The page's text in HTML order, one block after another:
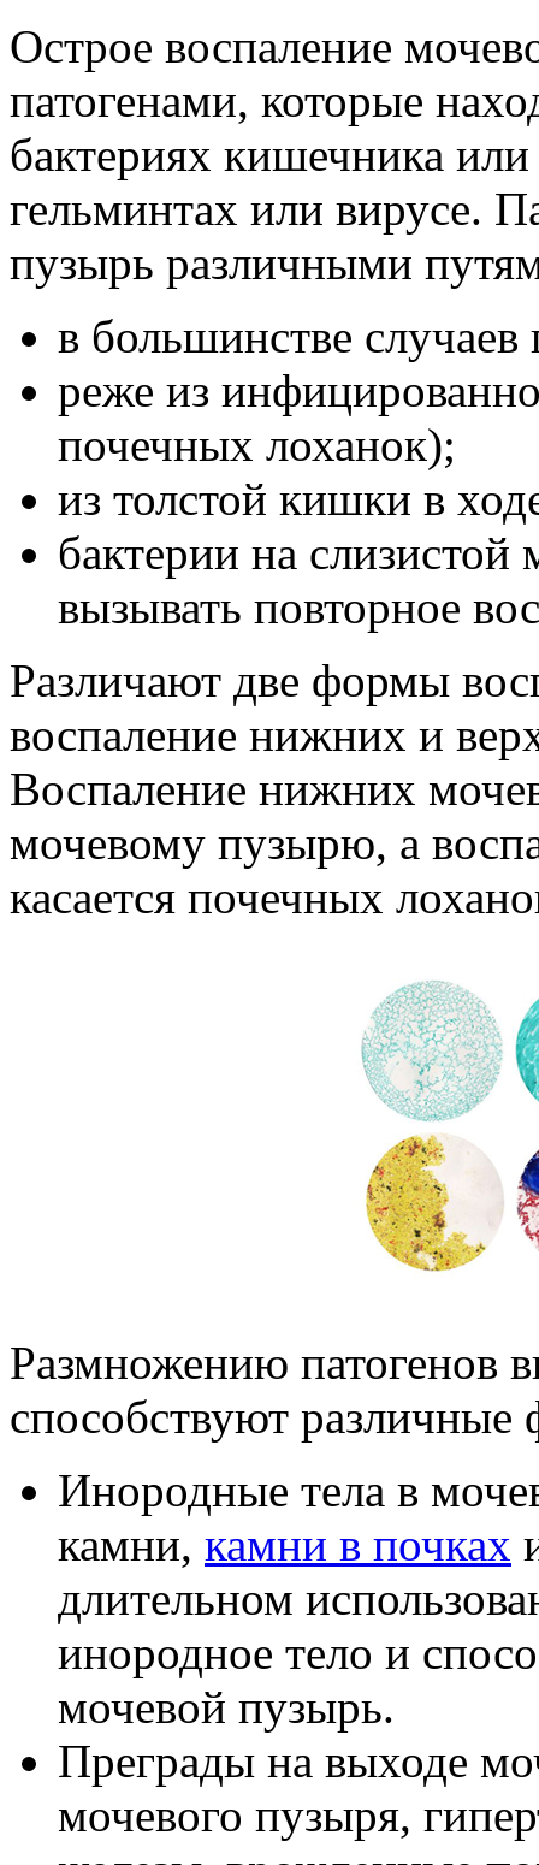
Острое воспаление
патогенами, которые
бактериях кишечника
гельминтах или вирусе.
пузырь различными
в большинстве
реже из
почечных лоханок);
из толстой кишки в
бактерии на
вызывать повторное
Различают две формы
воспаление нижних и
Воспаление нижних
мочевому пузырю, а
касается почечных
Размножению патогенов
способствуют различные
Инородные тела в
камни, камни в почках
длительном
инородное тело и
мочевой пузырь.
Преграды на выходе
мочевого пузыря,